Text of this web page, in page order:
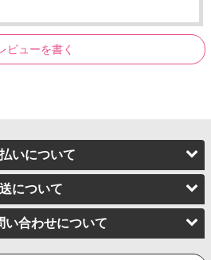
ビューを書く
いについて
について
い合わせについて